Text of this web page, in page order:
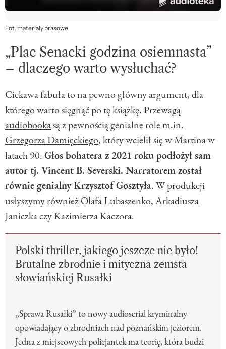
Fot. materiały prasowe
„Plac Senacki godzina osiemnasta”
– dlaczego warto wysłuchać?
Ciekawa fabuła to na pewno główny argument, dla
którego warto sięgnąć po tę książkę. Przewagą
audiobookasą z pewnością genialne role m.in.
Grzegorza Damięckiego, który wcielił się w Martina w
latach 90.Głos bohatera z 2021 roku podłożył sam
autor tj. Vincent B. Severski. Narratorem został
równie genialny Krzysztof Gosztyła. W produkcji
usłyszymy również Olafa Lubaszenko, Arkadiusza
Janiczka czy Kazimierza Kaczora.
Polski thriller, jakiego jeszcze nie było!
Brutalne zbrodnie i mityczna zemsta
słowiańskiej Rusałki
„Sprawa Rusałki” to nowy audioserial kryminalny
opowiadający o zbrodniach nad poznańskim jeziorem.
Jedna z miejscowych policjantek ma teorię, która budzi